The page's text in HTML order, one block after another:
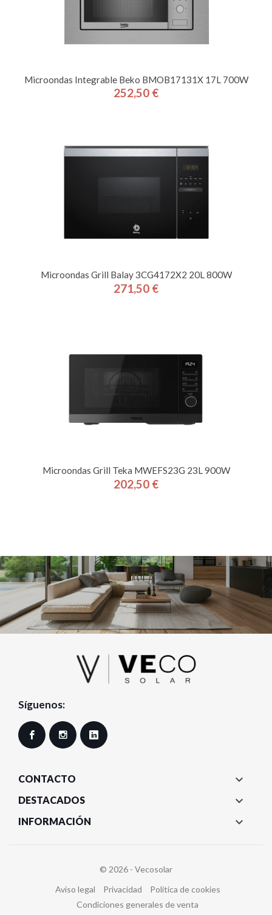
Microondas Integrable Beko BMOB17131X 17L 700W
Precio
252,50 €
Microondas Grill Balay 3CG4172X2 20L 800W
Precio
271,50 €
Microondas Grill Teka MWEFS23G 23L 900W
Precio
202,50 €
Síguenos:
Facebook Instagram
CONTACTO 
DESTACADOS 
INFORMACIÓN 
© 2026 - Vecosolar
Aviso legal
Privacidad
Política de cookies
Condiciones generales de venta